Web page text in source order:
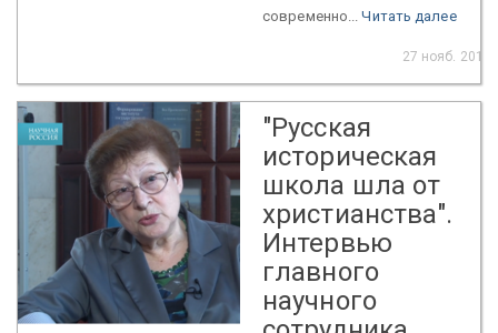
современно...Читать далее
27 нояб. 2018
"Русская
историческая
школа шла от
христианства".
Интервью
главного
научного